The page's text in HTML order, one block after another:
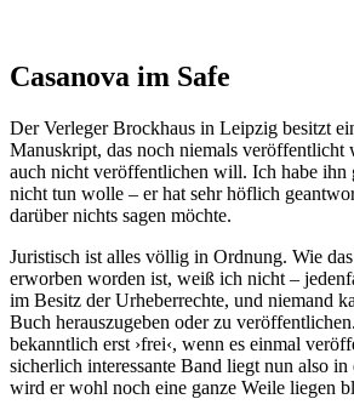
Casanova im Safe
Der Verleger Brockhaus in Leipzig besitzt
Manuskript, das noch niemals veröffentlicht
auch nicht veröffentlichen will. Ich habe ihn
nicht tun wolle – er hat sehr höflich
darüber nichts sagen möchte.
Juristisch ist alles völlig in Ordnung. Wie
erworben worden ist, weiß ich nicht –
im Besitz der Urheberrechte, und niemand
Buch herauszugeben oder zu
bekanntlich erst ›frei‹, wenn es einmal
sicherlich interessante Band liegt nun also in
wird er wohl noch eine ganze Weile liegen